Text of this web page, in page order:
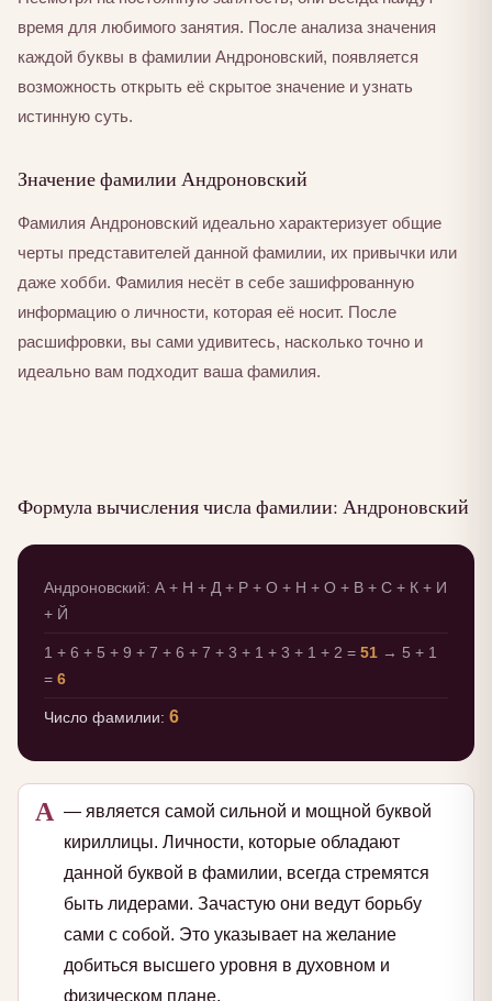
время для любимого занятия. После анализа значения
каждой буквы в фамилии Андроновский, появляется
возможность открыть её скрытое значение и узнать
истинную суть.
Значение фамилии Андроновский
Фамилия Андроновский идеально характеризует общие
черты представителей данной фамилии, их привычки или
даже хобби. Фамилия несёт в себе зашифрованную
информацию о личности, которая её носит. После
расшифровки, вы сами удивитесь, насколько точно и
идеально вам подходит ваша фамилия.
Формула вычисления числа фамилии: Андроновский
Андроновский: А + Н + Д + Р + О + Н + О + В + С + К + И
+ Й
1 + 6 + 5 + 9 + 7 + 6 + 7 + 3 + 1 + 3 + 1 + 2 = 51 → 5 + 1
= 6
Число фамилии: 6
А — является самой сильной и мощной буквой
кириллицы. Личности, которые обладают
данной буквой в фамилии, всегда стремятся
быть лидерами. Зачастую они ведут борьбу
сами с собой. Это указывает на желание
добиться высшего уровня в духовном и
физическом плане.